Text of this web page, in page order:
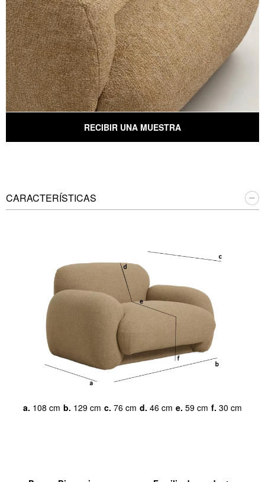
RECIBIR UNA MUESTRA
CARACTERÍSTICAS
a. 108 cm b. 129 cm c. 76 cm d. 46 cm e. 59 cm f. 30 cm